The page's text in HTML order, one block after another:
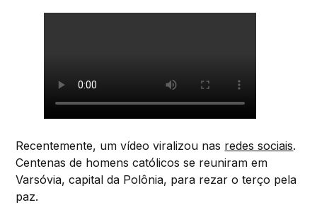
Recentemente, um vídeo viralizou nas redes sociais.
Centenas de homens católicos se reuniram em
Varsóvia, capital da Polônia, para rezar o terço pela
paz.